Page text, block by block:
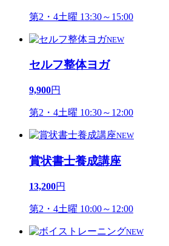
第2・4土曜 13:30～15:00
NEW
セルフ整体ヨガ
9,900円
第2・4土曜 10:30～12:00
NEW
賞状書士養成講座
13,200円
第2・4土曜 10:00～12:00
NEW